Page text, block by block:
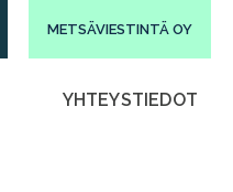
METSÄVIESTINTÄ OY
YHTEYSTIEDOT